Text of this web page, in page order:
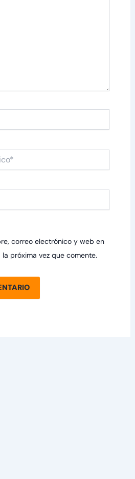
correo electrónico y web en
próxima vez que comente.